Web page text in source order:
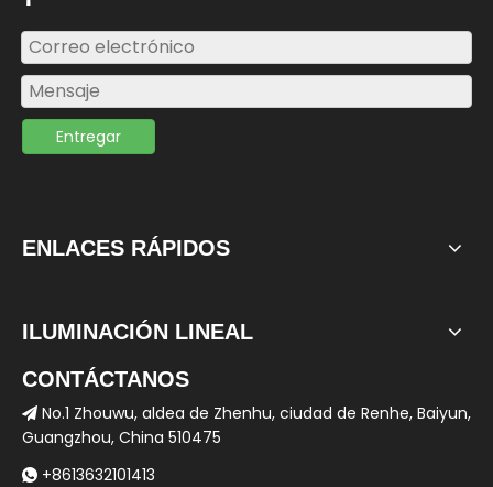
Entregar
ENLACES RÁPIDOS
ILUMINACIÓN LINEAL
CONTÁCTANOS
 No.1 Zhouwu, aldea de Zhenhu, ciudad de Renhe, Baiyun,
Guangzhou, China 510475
 +8613632101413